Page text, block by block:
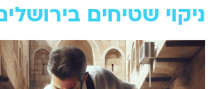
ניקוי שטיחים